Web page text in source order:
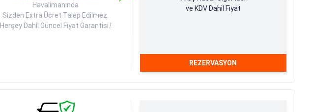
Havalimanında
Sizden Extra Ücret Talep Edilmez.
Herşey Dahil Güncel Fiyat Garantisi.!
ve KDV Dahil Fiyat
REZERVASYON